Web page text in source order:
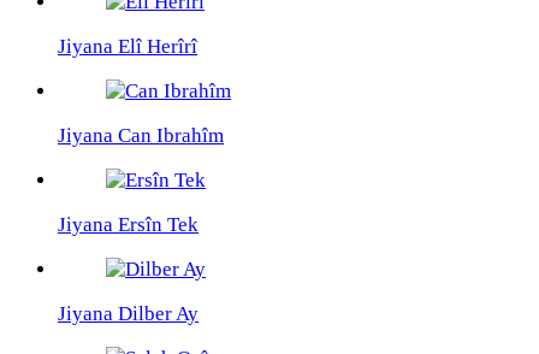
Jiyana Elî Herîrî
Jiyana Can Ibrahîm
Jiyana Ersîn Tek
Jiyana Dilber Ay